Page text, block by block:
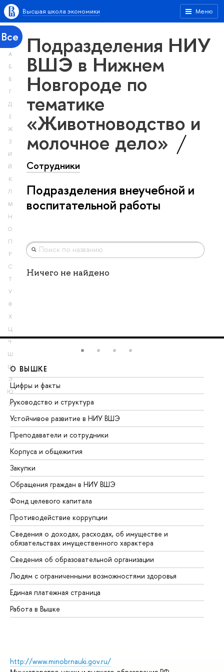
Меню
Высшая школа экономики
Все
А
Б
В
Г
Д
Е
Ж
З
И
Й
К
Л
М
Н
О
П
Р
С
Т
У
Ф
Х
Ц
Ч
Ш
Щ
Э
Ю
Я
Подразделения НИУ
ВШЭ в Нижнем
Новгороде по
тематике
«Животноводство и
молочное дело»
Сотрудники
Подразделения внеучебной и
воспитательной работы
Ничего не найдено
О ВЫШКЕ
Цифры и факты
Руководство и структура
Устойчивое развитие в НИУ ВШЭ
Преподаватели и сотрудники
Корпуса и общежития
Закупки
Обращения граждан в НИУ ВШЭ
Фонд целевого капитала
Противодействие коррупции
Сведения о доходах, расходах, об имуществе и
обязательствах имущественного характера
Сведения об образовательной организации
Людям с ограниченными возможностями здоровья
Единая платежная страница
Работа в Вышке
http://www.minobrnauki.gov.ru/